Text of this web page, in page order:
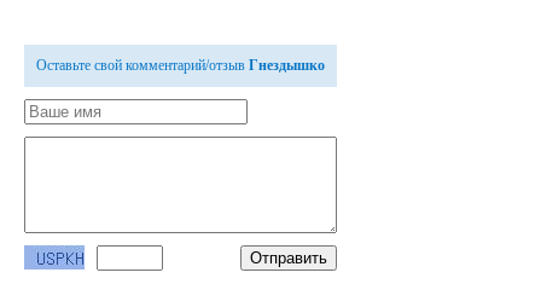
Оставьте свой комментарий/отзыв Гнездышко